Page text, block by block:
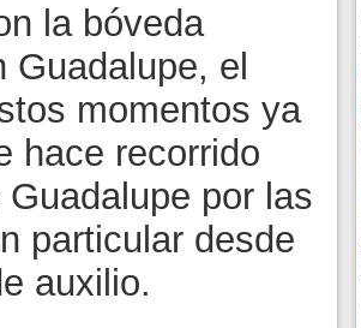
la bóveda
el
momentos ya
hace recorrido
por las
particular desde
auxilio.